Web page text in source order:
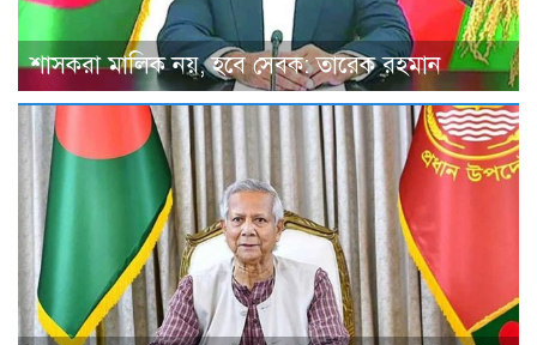
শাসকরা মালিক নয়, হবে সেবক: তারেক রহমান